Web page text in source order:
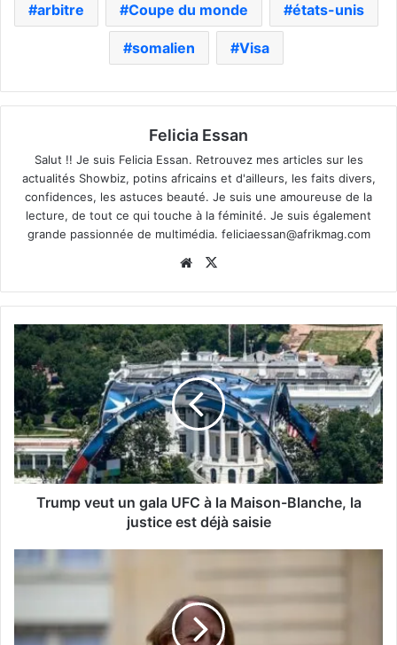
arbitre Coupe du monde états-unis
somalien Visa
Felicia Essan
Salut !! Je suis Felicia Essan. Retrouvez mes articles sur les
actualités Showbiz, potins africains et d'ailleurs, les faits divers,
confidences, les astuces beauté. Je suis une amoureuse de la
lecture, de tout ce qui touche à la féminité. Je suis également
grande passionnée de multimédia. feliciaessan@afrikmag.com
Website
Trump veut un gala UFC à la Maison-Blanche, la
justice est déjà saisie